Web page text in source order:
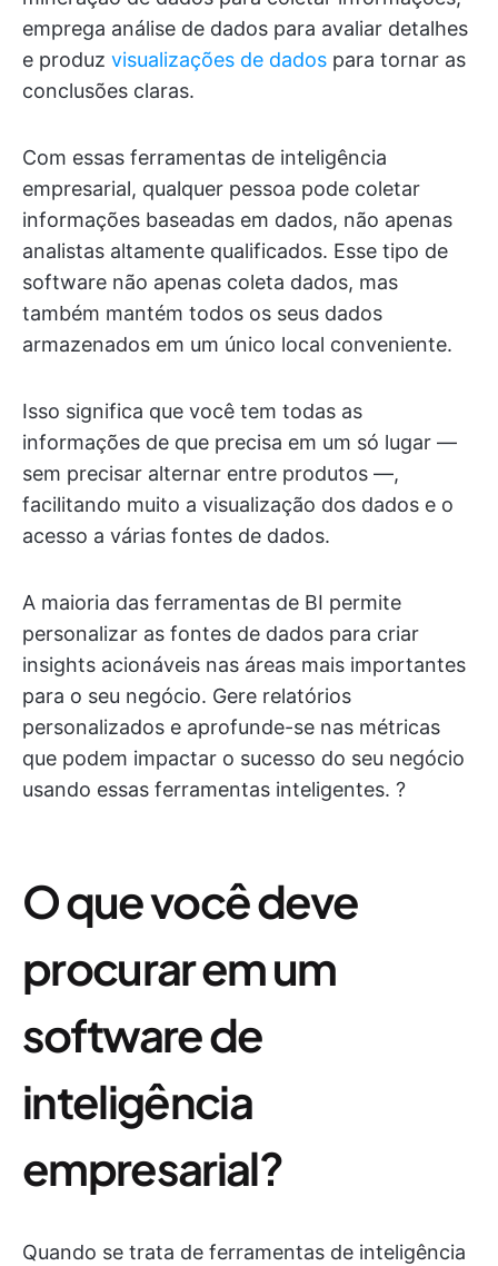
emprega análise de dados para avaliar detalhes
e produz visualizações de dados para tornar as
conclusões claras.
Com essas ferramentas de inteligência
empresarial, qualquer pessoa pode coletar
informações baseadas em dados, não apenas
analistas altamente qualificados. Esse tipo de
software não apenas coleta dados, mas
também mantém todos os seus dados
armazenados em um único local conveniente.
Isso significa que você tem todas as
informações de que precisa em um só lugar —
sem precisar alternar entre produtos —,
facilitando muito a visualização dos dados e o
acesso a várias fontes de dados.
A maioria das ferramentas de BI permite
personalizar as fontes de dados para criar
insights acionáveis nas áreas mais importantes
para o seu negócio. Gere relatórios
personalizados e aprofunde-se nas métricas
que podem impactar o sucesso do seu negócio
usando essas ferramentas inteligentes. ?
O que você deve
procurar em um
software de
inteligência
empresarial?
Quando se trata de ferramentas de inteligência